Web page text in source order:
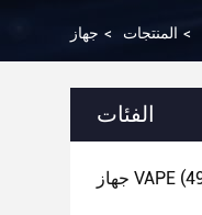
> المنتجات >
الفئات